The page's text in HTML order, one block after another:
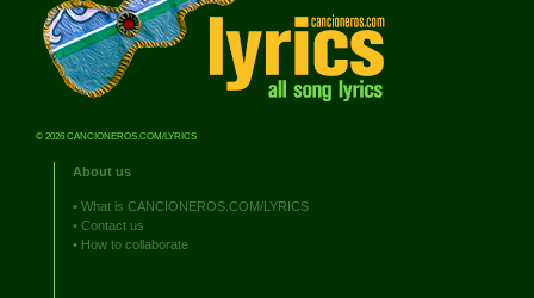
© 2026 CANCIONEROS.COM/LYRICS
About us
• What is CANCIONEROS.COM/LYRICS
• Contact us
• How to collaborate